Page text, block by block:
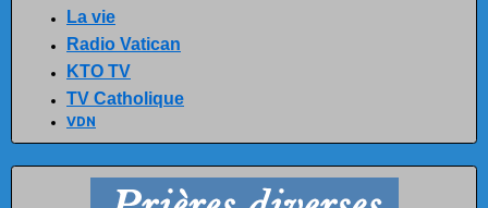
La vie
Radio Vatican
KTO TV
TV Catholique
VDN